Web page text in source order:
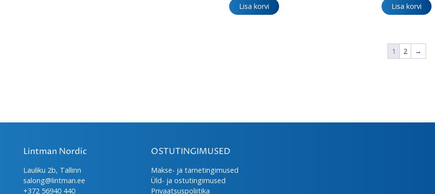
Lisa korvi Lisa korvi
1 2 →
Lintman Nordic
Lauliku 2b, Tallinn
salong@lintman.ee
+372 56940 440
OSTUTINGIMUSED
Makse- ja tarnetingimused
Üld- ja ostutingimused
Privaatsuspoliitika